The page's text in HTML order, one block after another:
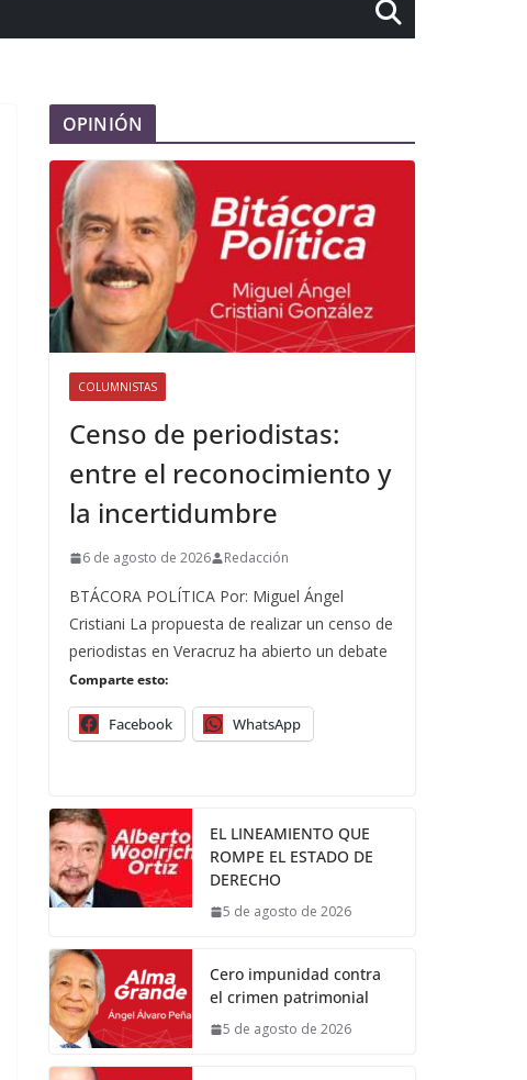
OPINIÓN
COLUMNISTAS
Censo de periodistas:
entre el reconocimiento y
la incertidumbre
6 de agosto de 2026 Redacción
BTÁCORA POLÍTICA Por: Miguel Ángel
Cristiani La propuesta de realizar un censo de
periodistas en Veracruz ha abierto un debate
Comparte esto:
Facebook WhatsApp
EL LINEAMIENTO QUE
ROMPE EL ESTADO DE
DERECHO
5 de agosto de 2026
Cero impunidad contra
el crimen patrimonial
5 de agosto de 2026